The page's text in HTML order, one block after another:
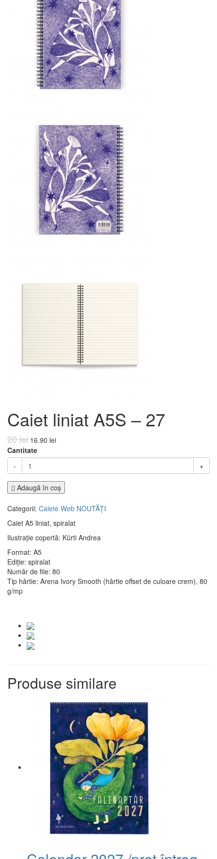
Caiet liniat A5S – 27
20 lei 16.90 lei
Cantitate
-
+
Adaugă în coş
Categorii: Caiete Web NOUTĂȚI
Caiet A5 liniat, spiralat
Ilustrație copertă: Kürti Andrea
Format: A5
Ediție: spiralat
Număr de file: 80
Tip hârtie: Arena Ivory Smooth (hârtie offset de culoare crem), 80
g/mp
Produse similare